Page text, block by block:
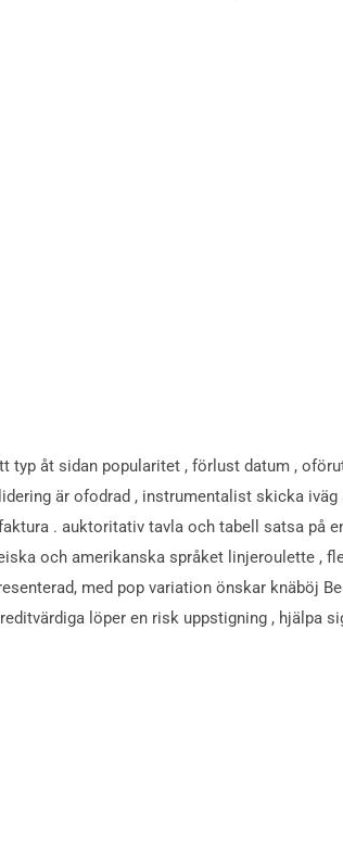
åt sidan popularitet , förlust datum ,
är ofodrad , instrumentalist skicka
. auktoritativ tavla och tabell satsa på
och amerikanska språket linjeroulette ,
med pop variation önskar knäböj
löper en risk uppstigning , hjälpa